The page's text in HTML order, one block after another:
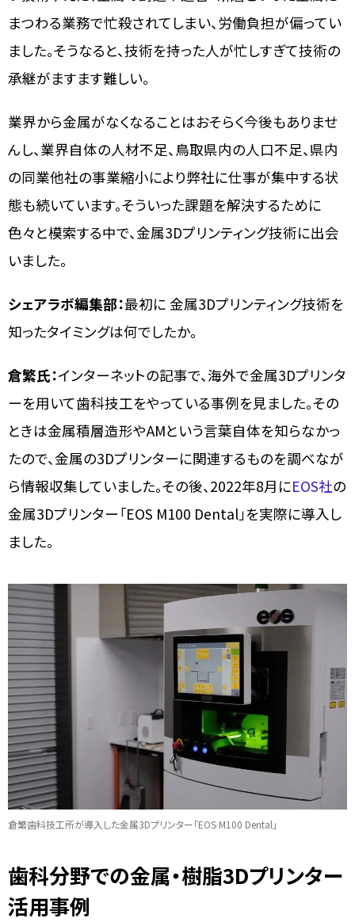
まつわる業務で忙殺されてしまい、労働負担が偏ってい
ました。そうなると、技術を持った人が忙しすぎて技術の
承継がますます難しい。
業界から金属がなくなることはおそらく今後もありませ
んし、業界自体の人材不足、鳥取県内の人口不足、県内
の同業他社の事業縮小により弊社に仕事が集中する状
態も続いています。そういった課題を解決するために
色々と模索する中で、金属3Dプリンティング技術に出会
いました。
シェアラボ編集部：最初に 金属3Dプリンティング技術を
知ったタイミングは何でしたか。
倉繁氏：インターネットの記事で、海外で金属3Dプリンタ
ーを用いて歯科技工をやっている事例を見ました。その
ときは金属積層造形やAMという言葉自体を知らなかっ
たので、金属の3Dプリンターに関連するものを調べなが
ら情報収集していました。その後、2022年8月にEOS社の
金属3Dプリンター「EOS M100 Dental」を実際に導入し
ました。
倉繁歯科技工所が導入した金属3Dプリンター「EOS M100 Dental」
歯科分野での金属・樹脂3Dプリンター
活用事例